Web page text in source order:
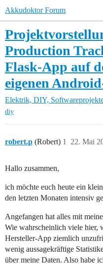
Akkudoktor Forum
Production
Flask-App auf
eigenen
Elektrik, DIY,
diy
robert.p (Robert) 22. Mai
1
Hallo zusammen,
ich möchte euch heute ein
den letzten Monaten intensiv
Angefangen hat alles mit
Wie wahrscheinlich viele hier,
Hersteller-App ziemlich
wenig aussagekräftige
über meine Daten. Also habe